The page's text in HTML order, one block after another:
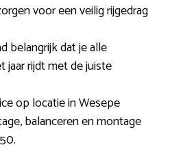
voor een veilig rijgedrag
belangrijk dat je alle
jaar rijdt met de juiste
op locatie in Wesepe
balanceren en montage